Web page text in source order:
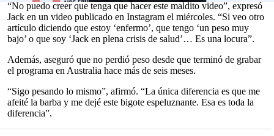
seconds
seconds
“No puedo creer que tenga que hacer este maldito video”, expresó
Jack en un video publicado en Instagram el miércoles. “Si veo otro
artículo diciendo que estoy ‘enfermo’, que tengo ‘un peso muy
bajo’ o que soy ‘Jack en plena crisis de salud’… Es una locura”.
Además, aseguró que no perdió peso desde que terminó de grabar
el programa en Australia hace más de seis meses.
“Sigo pesando lo mismo”, afirmó. “La única diferencia es que me
afeité la barba y me dejé este bigote espeluznante. Esa es toda la
diferencia”.